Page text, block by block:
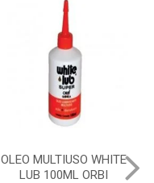
COLA JUNTA DE MOTOR
PROFISSIONAL 73G 3M